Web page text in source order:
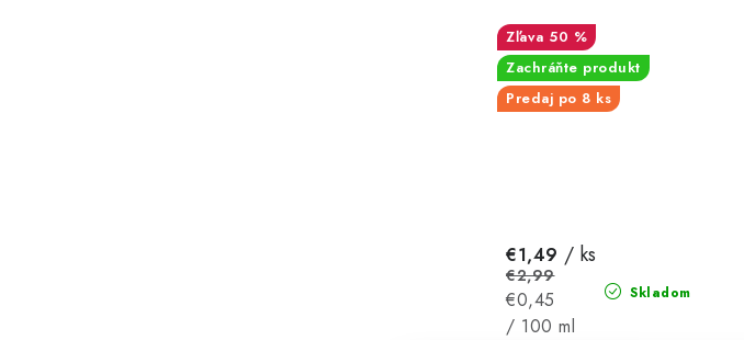
50 %
Zachráňte produkt
Predaj po 8 ks
Skladom
€1,49 / ks
€2,99
Jednotková
cena:
€0,45
/ 100 ml